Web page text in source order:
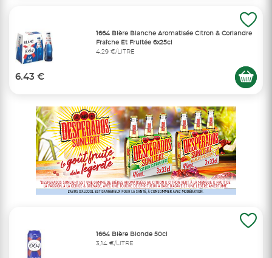
1664 Bière Blanche Aromatisée Citron & Coriandre
Fraîche Et Fruitée 6x25cl
4,29 €/LITRE
6.43 €
1664 Bière Blonde 50cl
3,14 €/LITRE